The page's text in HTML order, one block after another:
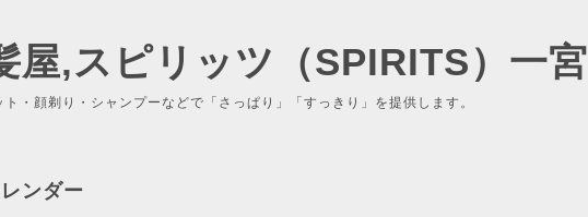
屋,スピリッツ（SPIRITS）一宮
・顔剃り・シャンプーなどで「さっぱり」「すっきり」を提供します。
ンダー